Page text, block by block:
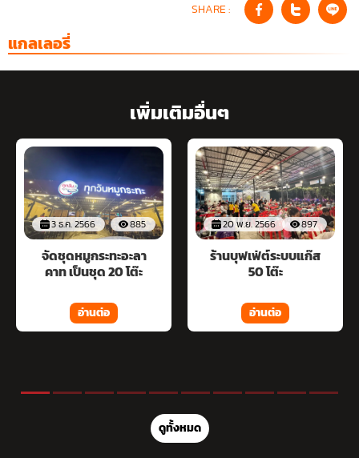
SHARE :
แกลเลอรี่
เพิ่มเติมอื่นๆ
3 ธ.ค. 2566 885
จัดชุดหมูกระทะอะลา
คาท เป็นชุด 20 โต๊ะ
อ่านต่อ
20 พ.ย. 2566 897
ร้านบุฟเฟ่ต์ระบบแก๊ส
50 โต๊ะ
อ่านต่อ
ดูทั้งหมด